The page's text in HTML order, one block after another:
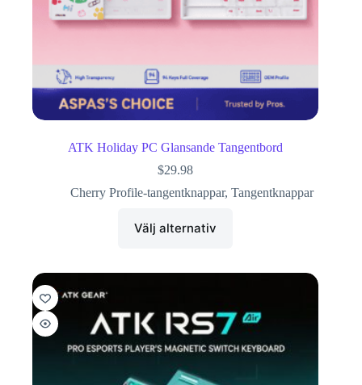
ATK Holiday PC Glansande Tangentbord
$29.98
Cherry Profile-tangentknappar, Tangentknappar
Välj alternativ